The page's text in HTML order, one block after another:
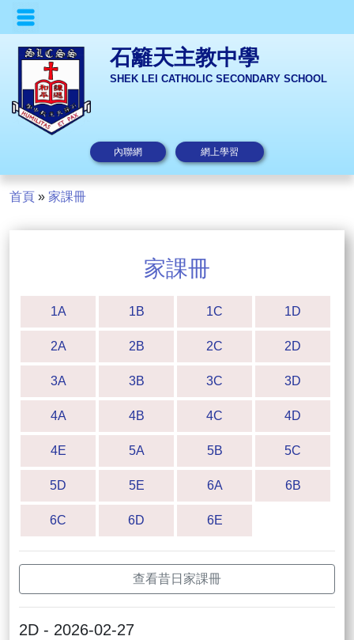
石籬天主教中學
SHEK LEI CATHOLIC SECONDARY SCHOOL
內聯網 網上學習
首頁 » 家課冊
家課冊
1A 1B 1C 1D
2A 2B 2C 2D
3A 3B 3C 3D
4A 4B 4C 4D
4E 5A 5B 5C
5D 5E 6A 6B
6C 6D 6E
查看昔日家課冊
2D - 2026-02-27